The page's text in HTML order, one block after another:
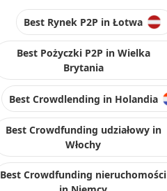
Best Rynek P2P in Łotwa
Best Pożyczki P2P in Wielka
Brytania
Best Crowdlending in Holandia
Best Crowdfunding udziałowy in
Włochy
Best Crowdfunding nieruchomości